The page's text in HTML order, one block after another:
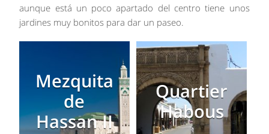
aunque está un poco apartado del centro tiene unos
jardines muy bonitos para dar un paseo.
Mezquita
de
Hassan II
Quartier
Habous